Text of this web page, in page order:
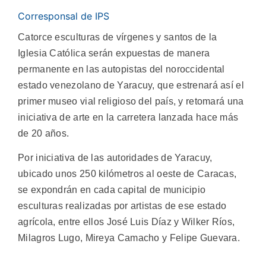
Corresponsal de IPS
Catorce esculturas de vírgenes y santos de la
Iglesia Católica serán expuestas de manera
permanente en las autopistas del noroccidental
estado venezolano de Yaracuy, que estrenará así el
primer museo vial religioso del país, y retomará una
iniciativa de arte en la carretera lanzada hace más
de 20 años.
Por iniciativa de las autoridades de Yaracuy,
ubicado unos 250 kilómetros al oeste de Caracas,
se expondrán en cada capital de municipio
esculturas realizadas por artistas de ese estado
agrícola, entre ellos José Luis Díaz y Wilker Ríos,
Milagros Lugo, Mireya Camacho y Felipe Guevara.